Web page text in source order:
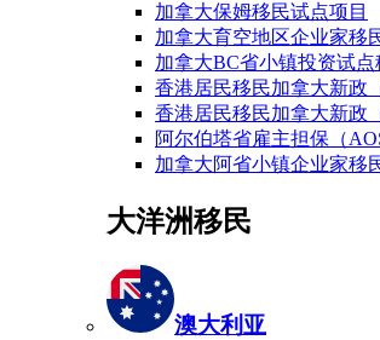
加拿大保姆移民试点项目
加拿大育空地区企业家移
加拿大BC省小镇投资试点
香港居民移民加拿大新政
香港居民移民加拿大新政
阿尔伯塔省雇主担保（
加拿大阿省小镇企业家移
大洋洲移民
澳大利亚